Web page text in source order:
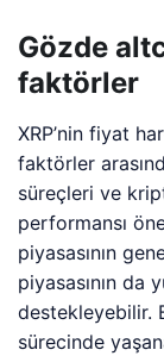
Gözde
faktörler
XRP’nin fiyat
faktörler
süreçleri ve
performansı
piyasasının
piyasasının da
destekleyebilir.
sürecinde